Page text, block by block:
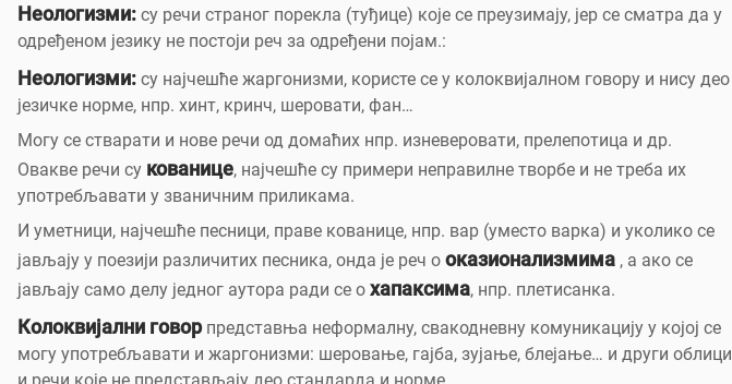
Неологизми: су речи страног порекла (туђице) које се преузимају, јер се сматра да у
одређеном језику не постоји реч за одређени појам.:
Неологизми: су најчешће жаргонизми, користе се у колоквијалном говору и нису део
језичке норме, нпр. хинт, кринч, шеровати, фан…
Могу се стварати и нове речи од домаћих нпр. изневеровати, прелепотица и др.
Овакве речи су кованице, најчешће су примери неправилне творбе и не треба их
употребљавати у званичним приликама.
И уметници, најчешће песници, праве кованице, нпр. вар (уместо варка) и уколико се
јављају у поезији различитих песника, онда је реч о оказионализмима , а ако се
јављају само делу једног аутора ради се о хапаксима, нпр. плетисанка.
Колоквијални говорпредставња неформалну, свакодневну комуникацију у којој се
могу употребљавати и жаргонизми: шеровање, гајба, зујање, блејање… и други облици